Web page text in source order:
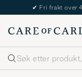
✔ Fri frakt over
Søk